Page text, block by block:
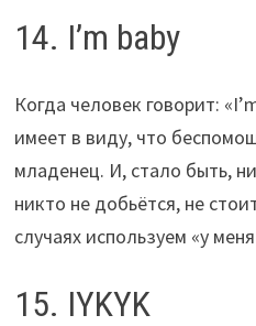
14. I’m baby
Когда человек говорит:
имеет в виду, что
младенец. И, стало быть,
никто не добьётся, не
случаях используем «у
15. IYKYK